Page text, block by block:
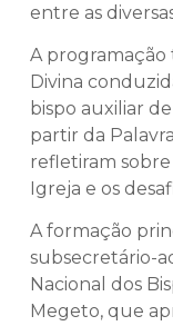
entre as
A programação
Divina
bispo auxiliar
partir da
refletiram sobre
Igreja e os
A formação
subsecretário-
Nacional dos
Megeto, que